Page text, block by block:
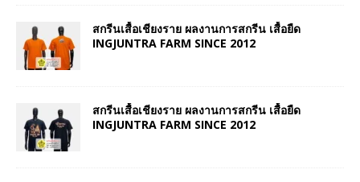
สกรีนเสื้อเชียงราย ผลงานการสกรีน เสื้อยืด
INGJUNTRA FARM SINCE 2012
สกรีนเสื้อเชียงราย ผลงานการสกรีน เสื้อยืด
INGJUNTRA FARM SINCE 2012